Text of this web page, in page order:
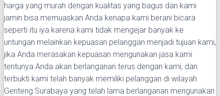
harga yang murah dengan kualitas yang bagus dan kami
jamin bisa memuaskan Anda kenapa kami berani bicara
seperti itu iya karena kami tidak mengejar banyak ke
untungan melainkan kepuasan pelanggan menjadi tujuan kami,
jika Anda merasakan kepuasan mengunakan jasa kami
tentunya Anda akan berlanganan terus dengan kami, dan
terbukti kami telah banyak memiliki pelanggan di wilayah
Genteng Surabaya yang telah lama berlanganan mengunakan